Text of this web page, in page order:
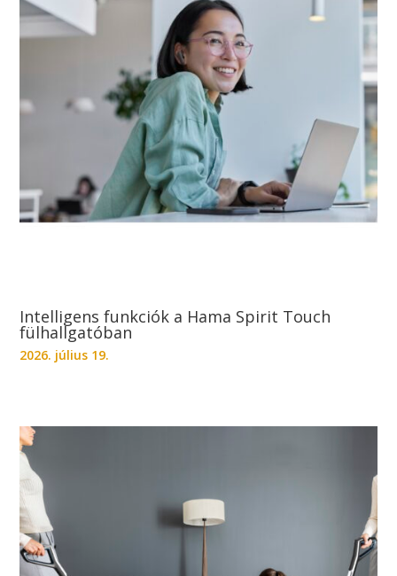
Intelligens funkciók a Hama Spirit Touch
fülhallgatóban
2026. július 19.